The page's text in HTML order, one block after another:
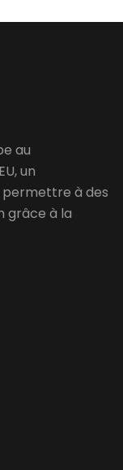
au
un
permettre à des
grâce à la